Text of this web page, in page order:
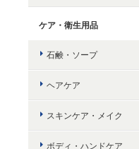
ケア・衛生用品
石鹸・ソープ
ヘアケア
スキンケア・メイク
ボディ・ハンドケア